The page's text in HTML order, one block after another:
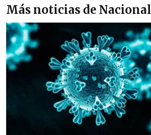
Más noticias de Nacional